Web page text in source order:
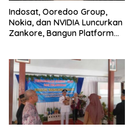
Indosat, Ooredoo Group,
Nokia, dan NVIDIA Luncurkan
Zankore, Bangun Platform